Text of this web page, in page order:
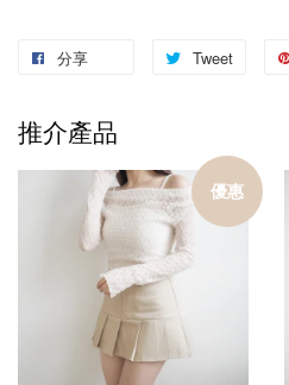
分享 Tweet
推介產品
優惠